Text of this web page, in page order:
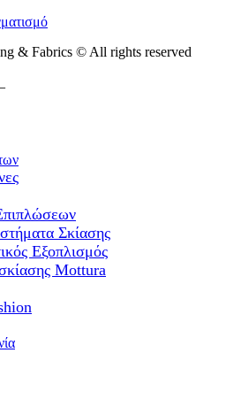
& Fabrics © All rights reserved
Σκίασης
Εξοπλισμός
Mottura